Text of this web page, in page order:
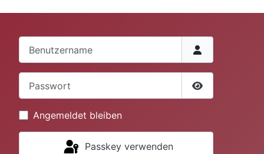
Passwort
Angemeldet bleiben
Passkey verwenden